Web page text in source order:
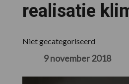
realisatie
Niet gecategoriseerd
9 november 2018